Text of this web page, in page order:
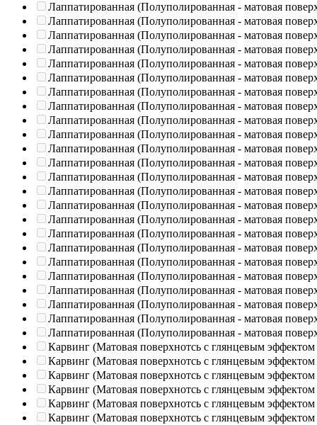
Лаппатированная (Полуполированная - матовая
Лаппатированная (Полуполированная - матовая
Лаппатированная (Полуполированная - матовая
Лаппатированная (Полуполированная - матовая
Лаппатированная (Полуполированная - матовая
Лаппатированная (Полуполированная - матовая
Лаппатированная (Полуполированная - матовая
Лаппатированная (Полуполированная - матовая
Лаппатированная (Полуполированная - матовая
Лаппатированная (Полуполированная - матовая
Лаппатированная (Полуполированная - матовая
Лаппатированная (Полуполированная - матовая
Лаппатированная (Полуполированная - матовая
Лаппатированная (Полуполированная - матовая
Лаппатированная (Полуполированная - матовая
Лаппатированная (Полуполированная - матовая
Лаппатированная (Полуполированная - матовая
Лаппатированная (Полуполированная - матовая
Лаппатированная (Полуполированная - матовая
Лаппатированная (Полуполированная - матовая
Лаппатированная (Полуполированная - матовая
Лаппатированная (Полуполированная - матовая
Лаппатированная (Полуполированная - матовая
Лаппатированная (Полуполированная - матовая
Карвинг (Матовая поверхнотсь с глянцевым эффектом
Карвинг (Матовая поверхнотсь с глянцевым эффектом
Карвинг (Матовая поверхнотсь с глянцевым эффектом
Карвинг (Матовая поверхнотсь с глянцевым эффектом
Карвинг (Матовая поверхнотсь с глянцевым эффектом
Карвинг (Матовая поверхнотсь с глянцевым эффектом